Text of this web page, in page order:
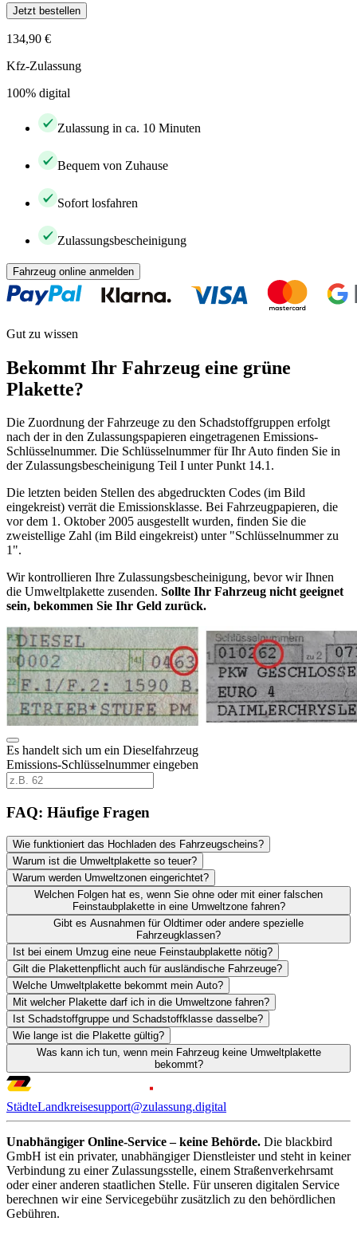
Jetzt bestellen
134,90 €
Kfz-Zulassung
100% digital
Zulassung in ca. 10 Minuten
Bequem von Zuhause
Sofort losfahren
Zulassungsbescheinigung
Fahrzeug online anmelden
Gut zu wissen
Bekommt Ihr Fahrzeug eine grüne
Plakette?
Die Zuordnung der Fahrzeuge zu den Schadstoffgruppen erfolgt
nach der in den Zulassungspapieren eingetragenen Emissions-
Schlüsselnummer. Die Schlüsselnummer für Ihr Auto finden Sie in
der Zulassungsbescheinigung Teil I unter Punkt 14.1.
Die letzten beiden Stellen des abgedruckten Codes (im Bild
eingekreist) verrät die Emissionsklasse. Bei Fahrzeugpapieren, die
vor dem 1. Oktober 2005 ausgestellt wurden, finden Sie die
zweistellige Zahl (im Bild eingekreist) unter "Schlüsselnummer zu
1".
Wir kontrollieren Ihre Zulassungsbescheinigung, bevor wir Ihnen
die Umweltplakette zusenden. Sollte Ihr Fahrzeug nicht geeignet
sein, bekommen Sie Ihr Geld zurück.
Es handelt sich um ein Dieselfahrzeug
Emissions-Schlüsselnummer eingeben
FAQ: Häufige Fragen
Wie funktioniert das Hochladen des Fahrzeugscheins?
Warum ist die Umweltplakette so teuer?
Warum werden Umweltzonen eingerichtet?
Welchen Folgen hat es, wenn Sie ohne oder mit einer falschen
Feinstaubplakette in eine Umweltzone fahren?
Gibt es Ausnahmen für Oldtimer oder andere spezielle
Fahrzeugklassen?
Ist bei einem Umzug eine neue Feinstaubplakette nötig?
Gilt die Plakettenpflicht auch für ausländische Fahrzeuge?
Welche Umweltplakette bekommt mein Auto?
Mit welcher Plakette darf ich in die Umweltzone fahren?
Ist Schadstoffgruppe und Schadstoffklasse dasselbe?
Wie lange ist die Plakette gültig?
Was kann ich tun, wenn mein Fahrzeug keine Umweltplakette
bekommt?
StädteLandkreisesupport@zulassung.digital
Unabhängiger Online-Service – keine Behörde. Die blackbird
GmbH ist ein privater, unabhängiger Dienstleister und steht in keiner
Verbindung zu einer Zulassungsstelle, einem Straßenverkehrsamt
oder einer anderen staatlichen Stelle. Für unseren digitalen Service
berechnen wir eine Servicegebühr zusätzlich zu den behördlichen
Gebühren.